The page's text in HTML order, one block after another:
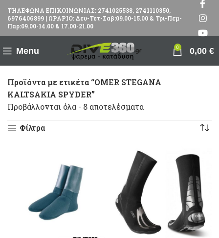
ΤΗΛΕΦΩΝΑ ΕΠΙΚΟΙΝΩΝΙΑΣ: 2741025538, 2741110350,
6976406899 | ΩΡΑΡΙΟ: Δευ-Τετ-Σαβ:09.00-15.00 & Τρι-Πεμ-
Παρ:09.00-14.00 & 17.00-21.00
Menu 0 0,00 €
Προϊόντα με ετικέτα “OMER STEGANA
KALTSAKIA SPYDER”
Προβάλλονται όλα - 8 αποτελέσματα
Φίλτρα